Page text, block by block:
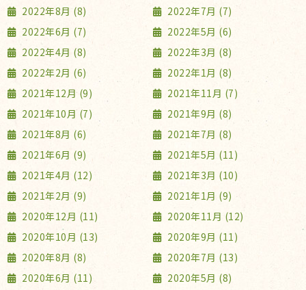
2022年8月 (8)
2022年7月 (7)
2022年6月 (7)
2022年5月 (6)
2022年4月 (8)
2022年3月 (8)
2022年2月 (6)
2022年1月 (8)
2021年12月 (9)
2021年11月 (7)
2021年10月 (7)
2021年9月 (8)
2021年8月 (6)
2021年7月 (8)
2021年6月 (9)
2021年5月 (11)
2021年4月 (12)
2021年3月 (10)
2021年2月 (9)
2021年1月 (9)
2020年12月 (11)
2020年11月 (12)
2020年10月 (13)
2020年9月 (11)
2020年8月 (8)
2020年7月 (13)
2020年6月 (11)
2020年5月 (8)